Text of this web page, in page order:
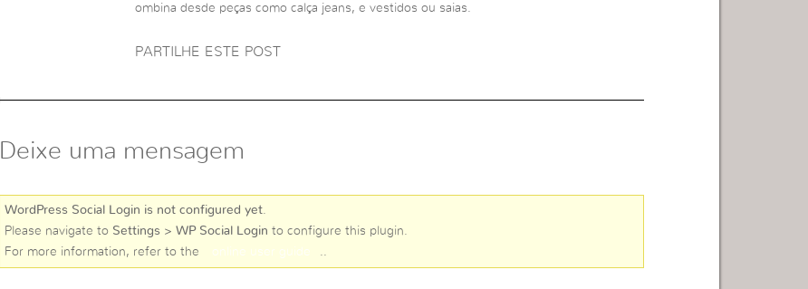
ombina desde peças como calça jeans, e vestidos ou saias.
PARTILHE ESTE POST
Deixe uma mensagem
WordPress Social Login is not configured yet.
Please navigate to Settings > WP Social Login to configure this plugin.
For more information, refer to the
online user guide